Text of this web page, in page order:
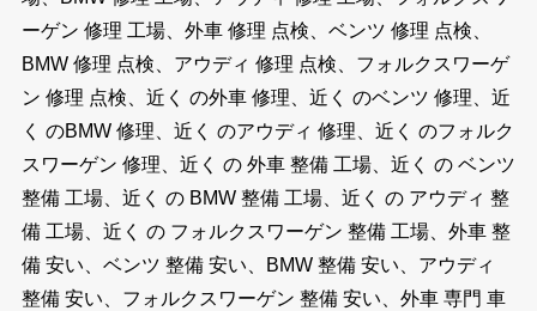
ーゲン 修理 工場、外車 修理 点検、ベンツ 修理 点検、
BMW 修理 点検、アウディ 修理 点検、フォルクスワーゲ
ン 修理 点検、近く の外車 修理、近く のベンツ 修理、近
く のBMW 修理、近く のアウディ 修理、近く のフォルク
スワーゲン 修理、近く の 外車 整備 工場、近く の ベンツ
整備 工場、近く の BMW 整備 工場、近く の アウディ 整
備 工場、近く の フォルクスワーゲン 整備 工場、外車 整
備 安い、ベンツ 整備 安い、BMW 整備 安い、アウディ
整備 安い、フォルクスワーゲン 整備 安い、外車 専門 車